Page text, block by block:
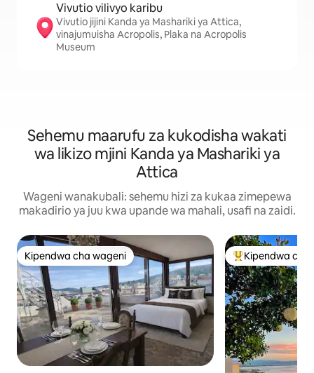
Vivutio vilivyo karibu
Vivutio jijini Kanda ya Mashariki ya Attica,
vinajumuisha Acropolis, Plaka na Acropolis
Museum
Sehemu maarufu za kukodisha wakati
wa likizo mjini Kanda ya Mashariki ya
Attica
Wageni wanakubali: sehemu hizi za kukaa zimepewa
makadirio ya juu kwa upande wa mahali, usafi na zaidi.
Kipendwa cha wageni
Kipendwa cha wageni Kipendwa
Kipendwa cha